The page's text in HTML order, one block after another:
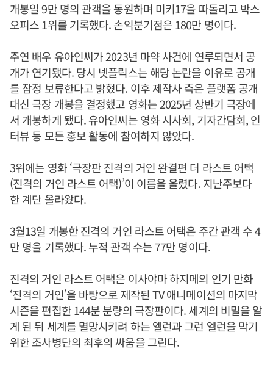
개봉일 9만 명의 관객을 동원하며 미키17을 따돌리고 박스
오피스 1위를 기록했다. 손익분기점은 180만 명이다.
주연 배우 유아인씨가 2023년 마약 사건에 연루되면서 공
개가 연기됐다. 당시 넷플릭스는 해당 논란을 이유로 공개
를 잠정 보류한다고 밝혔다. 이후 제작사 측은 플랫폼 공개
대신 극장 개봉을 결정했고 영화는 2025년 상반기 극장에
서 개봉하게 됐다. 유아인씨는 영화 시사회, 기자간담회, 인
터뷰 등 모든 홍보 활동에 참여하지 않았다.
3위에는 영화 ‘극장판 진격의 거인 완결편 더 라스트 어택
(진격의 거인 라스트 어택)’이 이름을 올렸다. 지난주보다
한 계단 올라왔다.
3월13일 개봉한 진격의 거인 라스트 어택은 주간 관객 수 4
만 명을 기록했다. 누적 관객 수는 77만 명이다.
진격의 거인 라스트 어택은 이사야마 하지메의 인기 만화
‘진격의 거인’을 바탕으로 제작된 TV 애니메이션의 마지막
시즌을 편집한 144분 분량의 극장판이다. 세계의 비밀을 알
게 된 뒤 세계를 멸망시키려 하는 엘런과 그런 엘런을 막기
위한 조사병단의 최후의 싸움을 그린다.